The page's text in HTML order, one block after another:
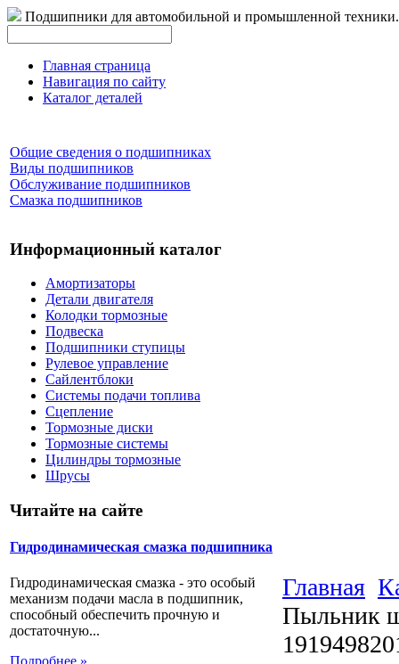
Подшипники для автомобильной и промышленной техники.
Главная страница
Навигация по сайту
Каталог деталей
Общие сведения о подшипниках
Виды подшипников
Обслуживание подшипников
Смазка подшипников
Информационный каталог
Амортизаторы
Детали двигателя
Колодки тормозные
Подвеска
Подшипники ступицы
Рулевое управление
Сайлентблоки
Системы подачи топлива
Сцепление
Тормозные диски
Тормозные системы
Цилиндры тормозные
Шрусы
Читайте на сайте
Гидродинамическая смазка подшипника
Гидродинамическая смазка - это особый
механизм подачи масла в подшипник,
способный обеспечить прочную и
достаточную...
Подробнее »
Главная
Пыльник